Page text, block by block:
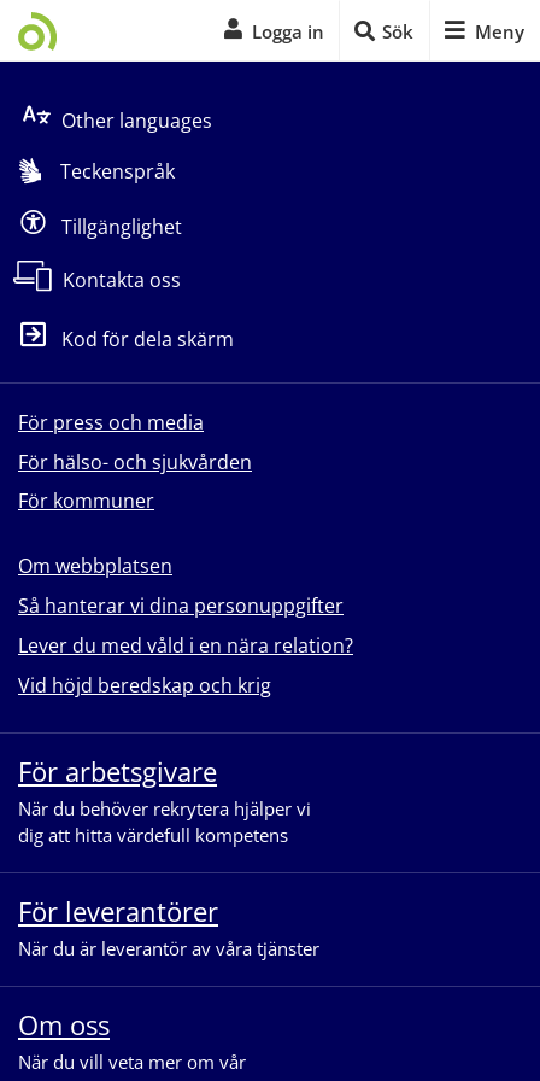
Logga in Sök Meny
Other languages
Teckenspråk
Tillgänglighet
Kontakta oss
Kod för dela skärm
För press och media
För hälso- och sjukvården
För kommuner
Om webbplatsen
Så hanterar vi dina personuppgifter
Lever du med våld i en nära relation?
Vid höjd beredskap och krig
För arbetsgivare
När du behöver rekrytera hjälper vi
dig att hitta värdefull kompetens
För leverantörer
När du är leverantör av våra tjänster
Om oss
När du vill veta mer om vår